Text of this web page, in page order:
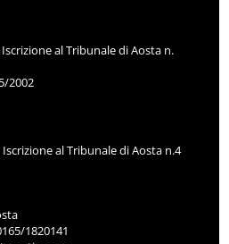
al Tribunale di Aosta n.
2002
al Tribunale di Aosta n.4
1820141